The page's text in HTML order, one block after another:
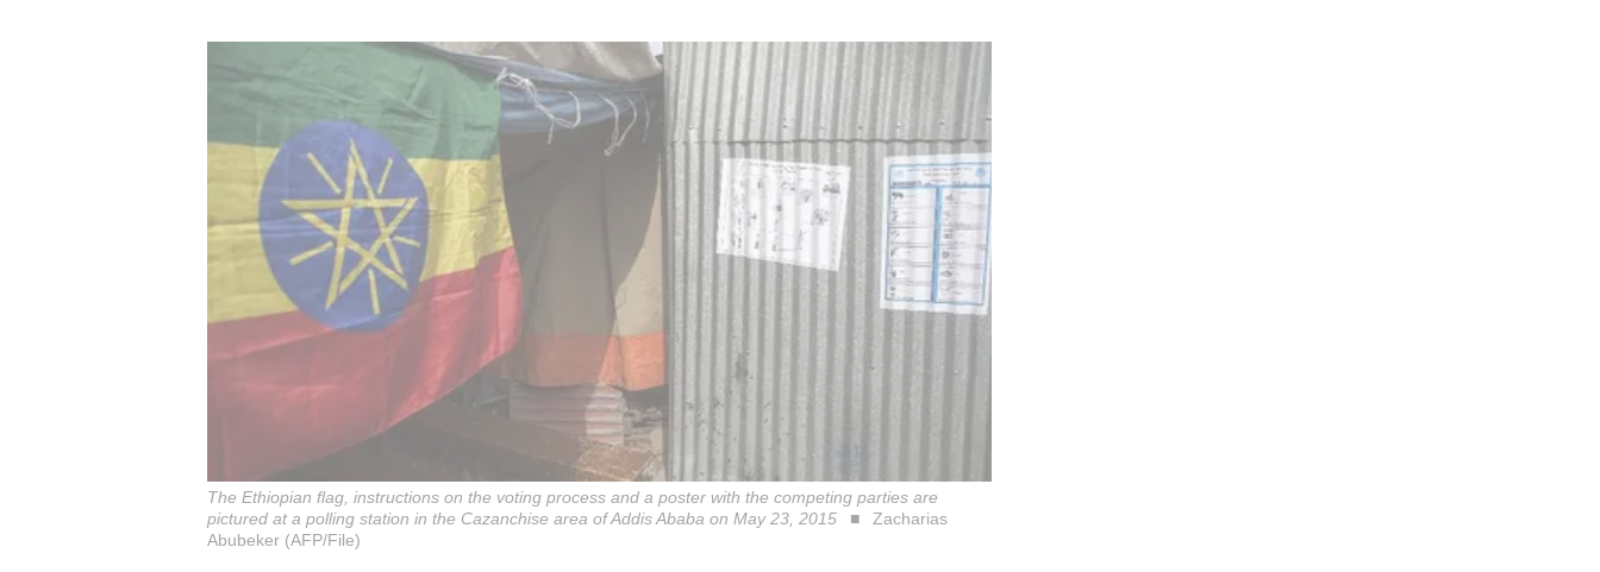
The Ethiopian flag, instructions on the voting process and a poster with the competing parties are
pictured at a polling station in the Cazanchise area of Addis Ababa on May 23, 2015
Zacharias
Abubeker (AFP/File)